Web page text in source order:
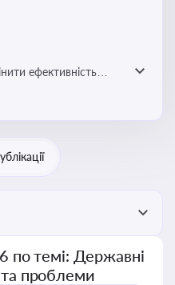
ефективність
виявити проблеми
по темі: Державні
проблеми